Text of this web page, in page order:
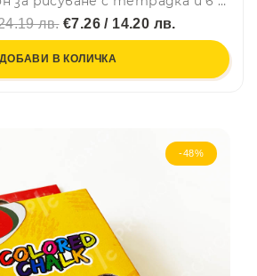
лв.€7.26 / 14.20 лв.
ДОБАВИ В КОЛИЧКА
-48%